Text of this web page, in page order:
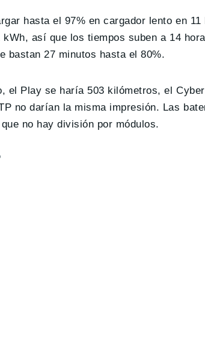
hasta el 97% en cargador lento en 11
así que los tiempos suben a 14
bastan 27 minutos hasta el 80%.
el Play se haría 503 kilómetros, el
no darían la misma impresión. Las
no hay división por módulos.